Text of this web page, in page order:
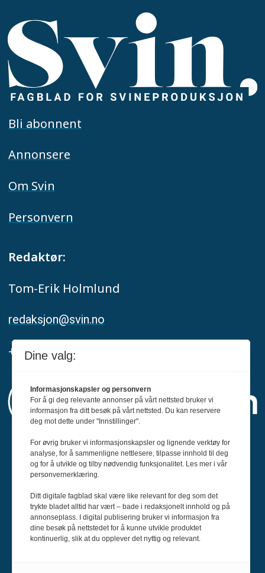
Bli abonnent
Annonsere
Om Svin
Personvern
Redaktør:
Tom-Erik Holmlund
redaksjon@svin.no
+47 916 68 668
Svin er medlem av Fagpressen og
arbeider etter Redaktørplakaten og Vær
Varsom-plakatens regler for god
presseskikk.
Dine valg:
Informasjonskapsler og personvern
For å gi deg relevante annonser på vårt nettsted bruker vi
informasjon fra ditt besøk på vårt nettsted. Du kan reservere
deg mot dette under "Innstillinger".
For øvrig bruker vi informasjonskapsler og lignende verktøy for
analyse, for å sammenligne nettlesere, tilpasse innhold til deg
og for å utvikle og tilby nødvendig funksjonalitet. Les mer i vår
personvernerklæring.
Ditt digitale fagblad skal være like relevant for deg som det
trykte bladet alltid har vært – bade i redaksjonelt innhold og på
annonseplass. I digital publisering bruker vi informasjon fra
dine besøk på nettstedet for å kunne utvikle produktet
kontinuerlig, slik at du opplever det nyttig og relevant.